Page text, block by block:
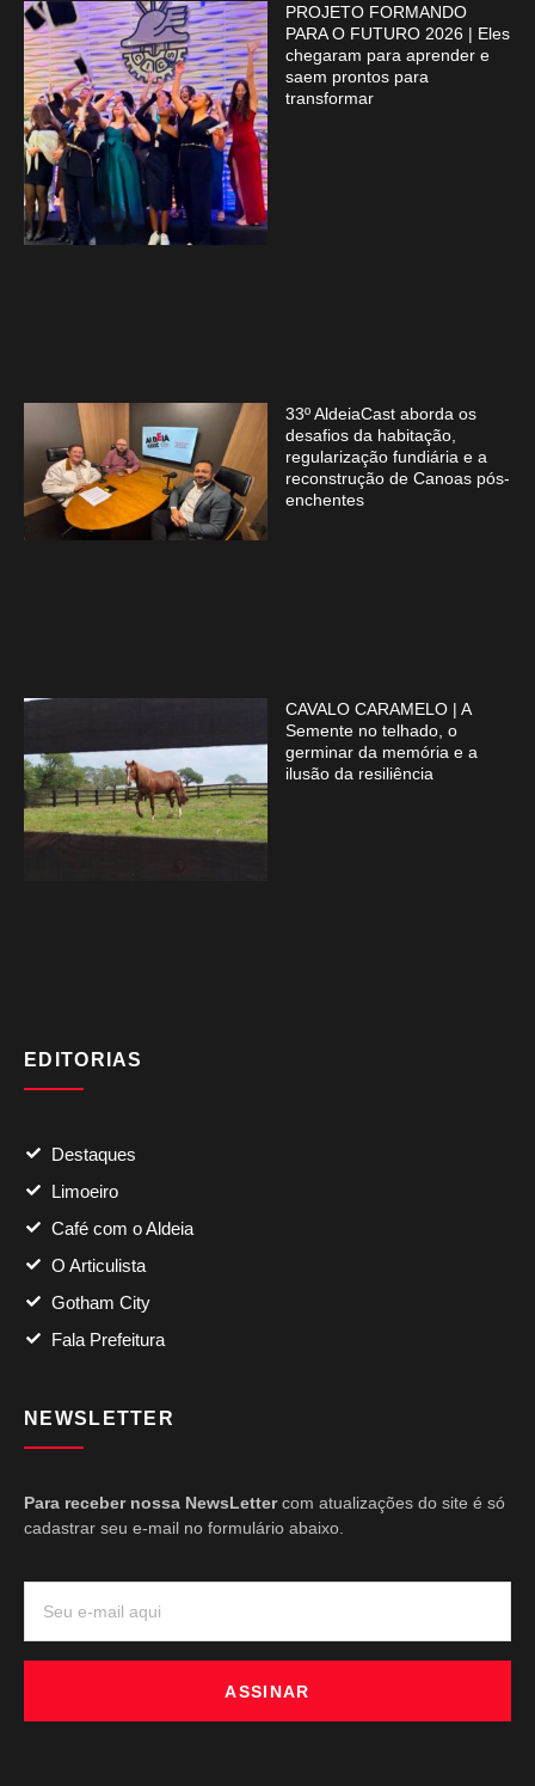
PROJETO FORMANDO
PARA O FUTURO 2026 | Eles
chegaram para aprender e
saem prontos para
transformar
33º AldeiaCast aborda os
desafios da habitação,
regularização fundiária e a
reconstrução de Canoas pós-
enchentes
CAVALO CARAMELO | A
Semente no telhado, o
germinar da memória e a
ilusão da resiliência
EDITORIAS
Destaques
Limoeiro
Café com o Aldeia
O Articulista
Gotham City
Fala Prefeitura
NEWSLETTER
Para receber nossa NewsLettercom atualizações do site é só
cadastrar seu e-mail no formulário abaixo.
ASSINAR